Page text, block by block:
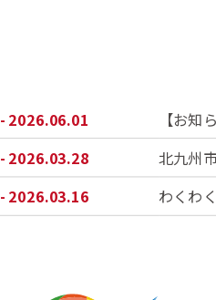
- 2026.06.01 【お知
- 2026.03.28
北九州
- 2026.03.16
わくわ